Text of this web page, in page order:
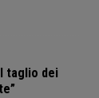
taglio dei